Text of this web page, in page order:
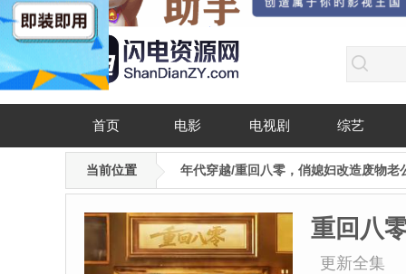
首页 电影 电视剧 综艺
当前位置 年代穿越/重回八零，俏媳妇改造废物老
重回八
更新全集